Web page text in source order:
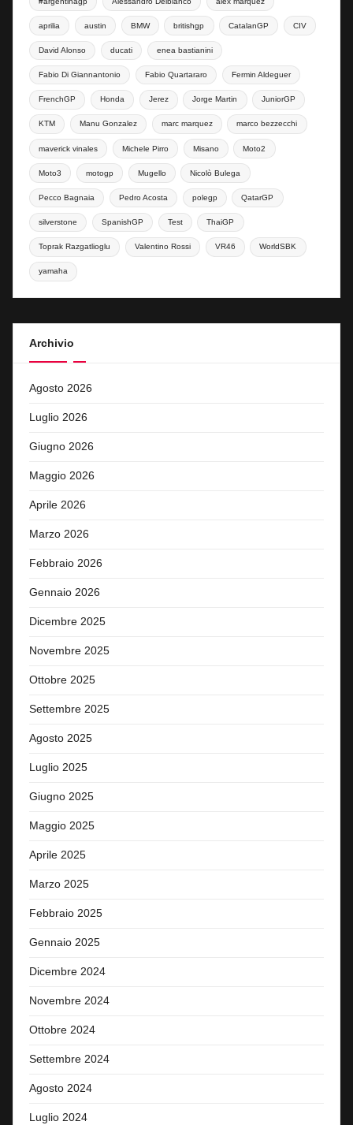
aprilia austin BMW britishgp CatalanGP CIV
David Alonso ducati enea bastianini
Fabio Di Giannantonio Fabio Quartararo Fermin Aldeguer
FrenchGP Honda Jerez Jorge Martin JuniorGP
KTM Manu Gonzalez marc marquez marco bezzecchi
maverick vinales Michele Pirro Misano Moto2
Moto3 motogp Mugello Nicolò Bulega
Pecco Bagnaia Pedro Acosta polegp QatarGP
silverstone SpanishGP Test ThaiGP
Toprak Razgatlioglu Valentino Rossi VR46 WorldSBK
yamaha
Archivio
Agosto 2026
Luglio 2026
Giugno 2026
Maggio 2026
Aprile 2026
Marzo 2026
Febbraio 2026
Gennaio 2026
Dicembre 2025
Novembre 2025
Ottobre 2025
Settembre 2025
Agosto 2025
Luglio 2025
Giugno 2025
Maggio 2025
Aprile 2025
Marzo 2025
Febbraio 2025
Gennaio 2025
Dicembre 2024
Novembre 2024
Ottobre 2024
Settembre 2024
Agosto 2024
Luglio 2024